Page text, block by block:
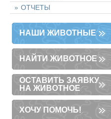
ОТЧЕТЫ
НАШИ ЖИВОТНЫЕ
НАЙТИ ЖИВОТНОЕ
ОСТАВИТЬ ЗАЯВКУ
НА ЖИВОТНОЕ
ХОЧУ ПОМОЧЬ!